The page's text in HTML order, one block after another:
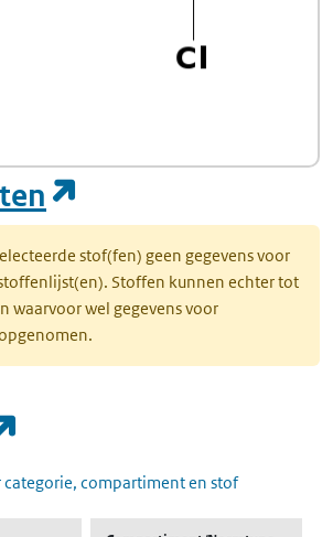
stof(fen) geen gegevens voor
Stoffen kunnen echter tot
waarvoor wel gegevens voor
categorie, compartiment en stof